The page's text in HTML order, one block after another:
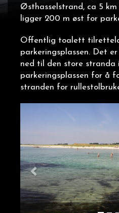
Østhasselstrand, ca 5 km
ligger 200 m øst for
Offentlig toalett
parkeringsplassen. Det
ned til den store
parkeringsplassen for å
stranden for